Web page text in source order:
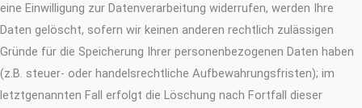
eine Einwilligung zur Datenverarbeitung widerrufen, werden Ihre
Daten gelöscht, sofern wir keinen anderen rechtlich zulässigen
Gründe für die Speicherung Ihrer personenbezogenen Daten haben
(z.B. steuer- oder handelsrechtliche Aufbewahrungsfristen); im
letztgenannten Fall erfolgt die Löschung nach Fortfall dieser